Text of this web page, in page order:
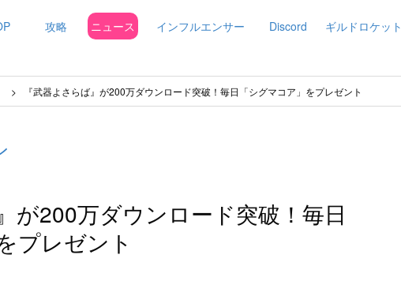
攻略 ニュース インフルエンサー Discord ギルドロケット
『武器よさらば』が200万ダウンロード突破！毎日「シグマコア」をプレゼント
が200万ダウンロード突破！毎日
プレゼント